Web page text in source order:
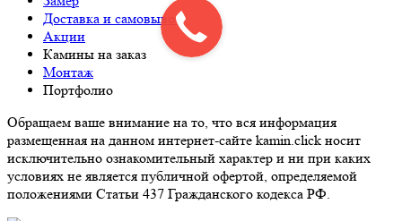
Доставка и самовывоз
Акции
Камины на заказ
Монтаж
Портфолио
Обращаем ваше внимание на то, что вся информация
размещенная на данном интернет-сайте kamin.click носит
исключительно ознакомительный характер и ни при каких
условиях не является публичной офертой, определяемой
положениями Статьи 437 Гражданского кодекса РФ.